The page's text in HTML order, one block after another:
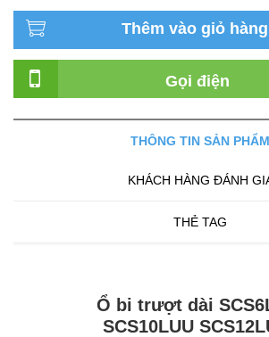
Thêm vào giỏ hàng
Gọi điện
THÔNG TIN SẢN PHẨM
KHÁCH HÀNG ĐÁNH
THẺ TAG
Ổ bi trượt dài
SCS10LUU